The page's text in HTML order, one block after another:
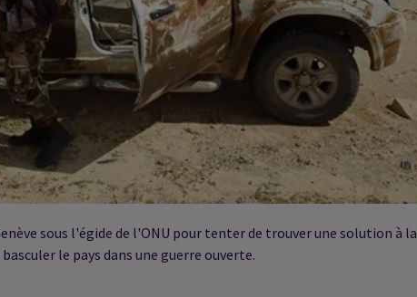
sous l'égide de l'ONU pour tenter de trouver une solution à la
le pays dans une guerre ouverte.